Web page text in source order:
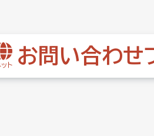
ト お問い合わせ